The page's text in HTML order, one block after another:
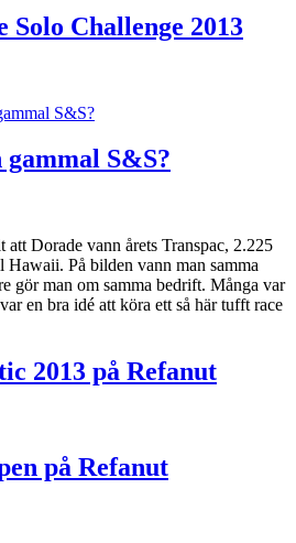
Solo Challenge 2013
S&S?
Dorade vann årets Transpac, 2.225
På bilden vann man samma
gör man om samma bedrift. Många var
en bra idé att köra ett så här tufft race
2013 på Refanut
på Refanut